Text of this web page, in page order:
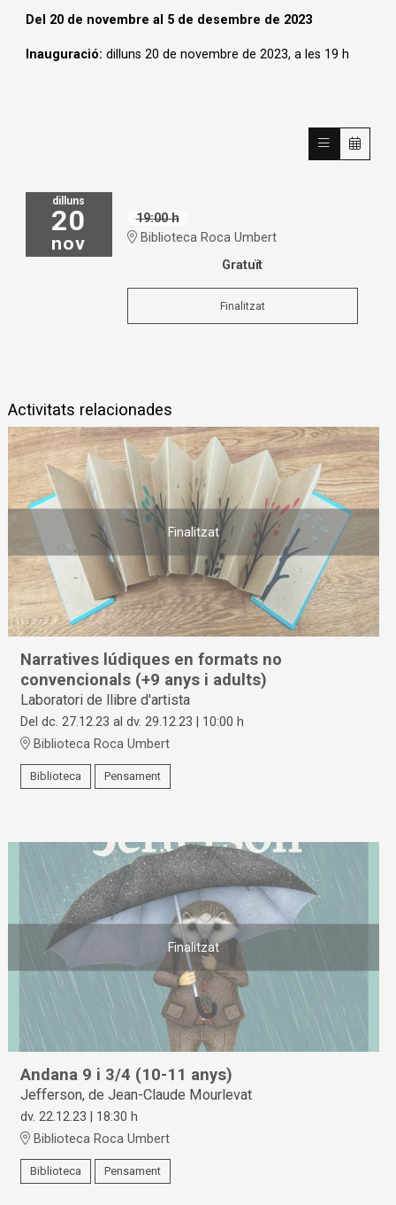
Del 20 de novembre al 5 de desembre de 2023
Inauguració: dilluns 20 de novembre de 2023, a les 19 h
dilluns
20
nov
19:00 h
Biblioteca Roca Umbert
Gratuït
Finalitzat
Activitats relacionades
Finalitzat
Narratives lúdiques en formats no
convencionals (+9 anys i adults)
Laboratori de llibre d'artista
Del dc. 27.12.23 al dv. 29.12.23 | 10:00 h
Biblioteca Roca Umbert
Biblioteca Pensament
Finalitzat
Andana 9 i 3/4 (10-11 anys)
Jefferson, de Jean-Claude Mourlevat
dv. 22.12.23 | 18:30 h
Biblioteca Roca Umbert
Biblioteca Pensament